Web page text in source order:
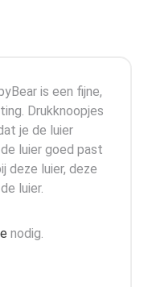
is een fijne,
Drukknoopjes
je de luier
luier goed past
deze luier, deze
luier.
nodig.